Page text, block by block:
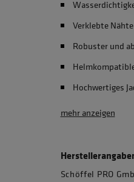
Verklebte Nähte
Robuster und
Hochwertiges
mehr anzeigen
Schöffel PRO